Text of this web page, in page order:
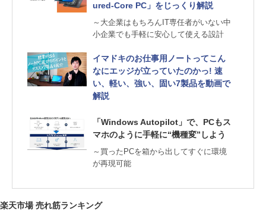
ured-Core PC」をじっくり解説
～大企業はもちろんIT専任者がいない中
小企業でも手軽に安心して使える設計
イマドキのお仕事用ノートってこん
なにエッジが立っていたのかっ! 速
い、軽い、強い、固い7製品を動画で
解説
「Windows Autopilot」で、PCもス
マホのように手軽に“機種変”しよう
～買ったPCを箱から出してすぐに環境
が再現可能
楽天市場 売れ筋ランキング